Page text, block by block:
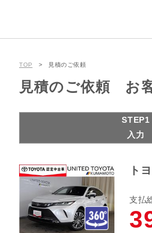
TOP 見積のご依頼
見積のご依頼 お
STEP1
入力
ト
支払